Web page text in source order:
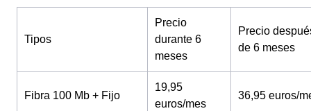
Tipos
Precio
durante 6
meses
Precio
de 6 meses
Fibra 100 Mb + Fijo
19,95
euros/mes
36,95 euros/